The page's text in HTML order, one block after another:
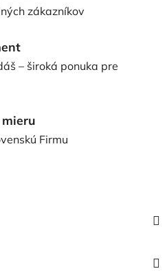
zákazníkov
– široká ponuka pre
Firmu